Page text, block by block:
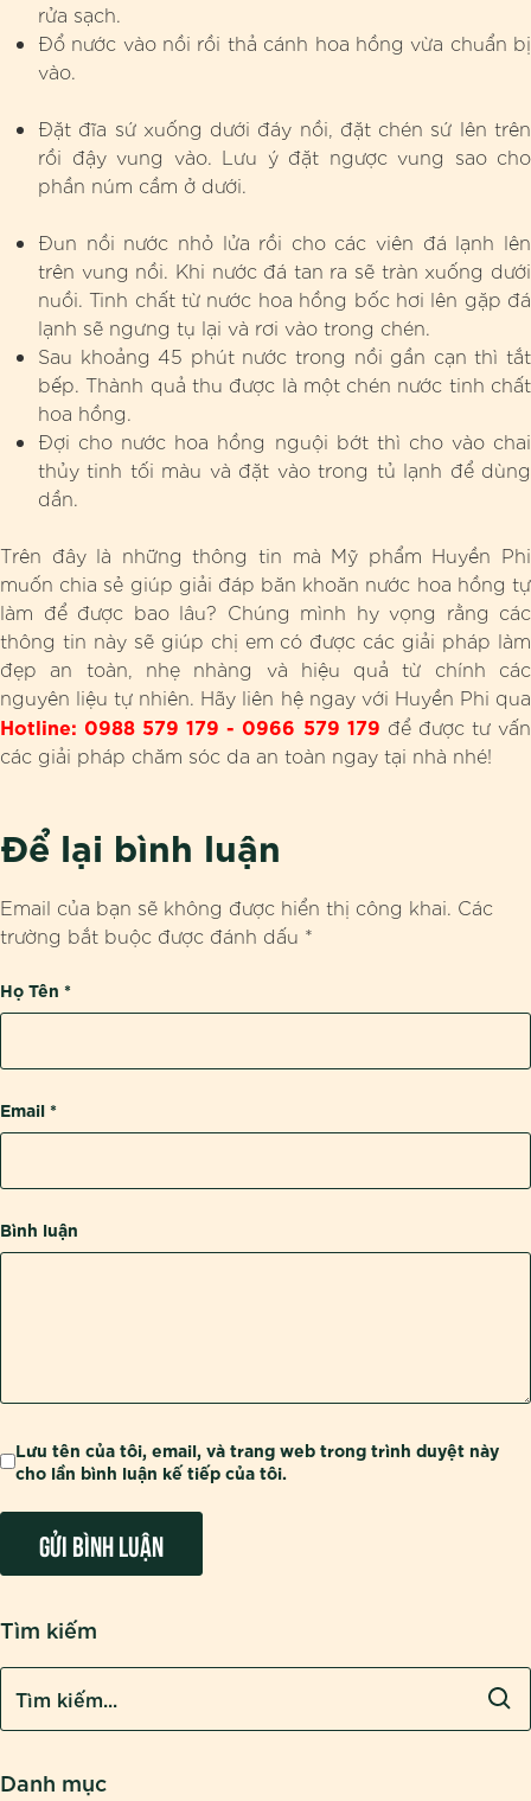
rửa sạch.
Đổ nước vào nồi rồi thả cánh hoa hồng vừa chuẩn bị
vào.
Đặt đĩa sứ xuống dưới đáy nồi, đặt chén sứ lên trên
rồi đậy vung vào. Lưu ý đặt ngược vung sao cho
phần núm cầm ở dưới.
Đun nồi nước nhỏ lửa rồi cho các viên đá lạnh lên
trên vung nồi. Khi nước đá tan ra sẽ tràn xuống dưới
nuồi. Tinh chất từ nước hoa hồng bốc hơi lên gặp đá
lạnh sẽ ngưng tụ lại và rơi vào trong chén.
Sau khoảng 45 phút nước trong nồi gần cạn thì tắt
bếp. Thành quả thu được là một chén nước tinh chất
hoa hồng.
Đợi cho nước hoa hồng nguội bớt thì cho vào chai
thủy tinh tối màu và đặt vào trong tủ lạnh để dùng
dần.
Trên đây là những thông tin mà Mỹ phẩm Huyền Phi
muốn chia sẻ giúp giải đáp băn khoăn nước hoa hồng tự
làm để được bao lâu? Chúng mình hy vọng rằng các
thông tin này sẽ giúp chị em có được các giải pháp làm
đẹp an toàn, nhẹ nhàng và hiệu quả từ chính các
nguyên liệu tự nhiên. Hãy liên hệ ngay với Huyền Phi qua
Hotline: 0988 579 179 - 0966 579 179 để được tư vấn
các giải pháp chăm sóc da an toàn ngay tại nhà nhé!
Để lại bình luận
Email của bạn sẽ không được hiển thị công khai. Các
trường bắt buộc được đánh dấu *
Bình luận
Họ Tên *
Email *
Lưu tên của tôi, email, và trang web trong trình duyệt này
cho lần bình luận kế tiếp của tôi.
Tìm kiếm
Danh mục